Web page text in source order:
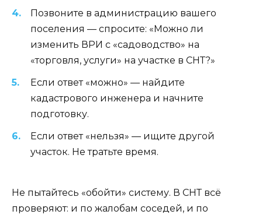
Позвоните в администрацию вашего
поселения — спросите: «Можно ли
изменить ВРИ с «садоводство» на
«торговля, услуги» на участке в СНТ?»
Если ответ «можно» — найдите
кадастрового инженера и начните
подготовку.
Если ответ «нельзя» — ищите другой
участок. Не тратьте время.
Не пытайтесь «обойти» систему. В СНТ всё
проверяют: и по жалобам соседей, и по